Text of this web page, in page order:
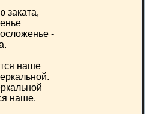
заката,
-
наше
наше.